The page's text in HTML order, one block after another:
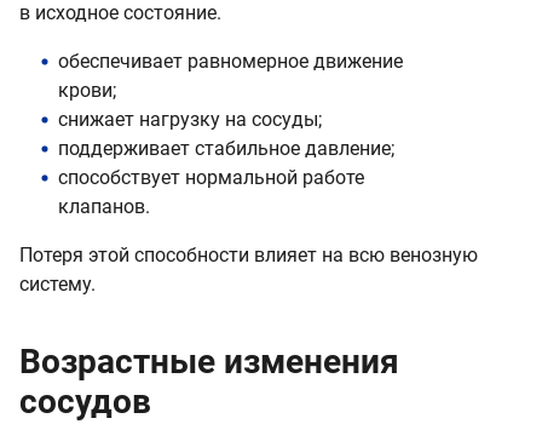
в исходное состояние.
обеспечивает равномерное движение
крови;
снижает нагрузку на сосуды;
поддерживает стабильное давление;
способствует нормальной работе
клапанов.
Потеря этой способности влияет на всю венозную
систему.
Возрастные изменения
сосудов